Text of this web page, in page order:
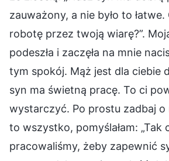
zauważony, a nie było to
robotę przez twoją wiarę?”.
podeszła i zaczęła na mnie
tym spokój. Mąż jest dla ciebie
syn ma świetną pracę. To ci
wystarczyć. Po prostu zadbaj o
to wszystko, pomyślałam: „Tak
pracowaliśmy, żeby zapewnić